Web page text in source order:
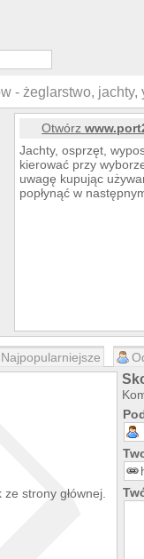
- żeglarstwo, jachty,
Otwórz
Jachty, osprzęt,
kierować przy
uwagę kupując
popłynąć w
Najpopularniejsze
strony głównej.